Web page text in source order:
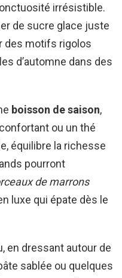
irrésistible.
de sucre glace juste
des motifs rigolos
d’automne dans des
boisson de saison,
ou un thé
équilibre la richesse
pourront
de marrons
luxe qui épate dès le
en dressant autour de
sablée ou quelques